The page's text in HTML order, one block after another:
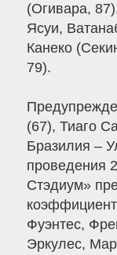
(Огивара,
Ясуи,
Канеко
79).
(67), Тиаго
Бразилия –
проведения
Стэдиум»
Фуэнтес,
Эркулес,